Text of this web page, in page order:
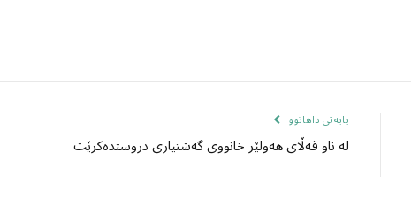
بابەتی داهاتوو
لە ناو قەڵای هەولێر خانووی گەشتیاری دروستدەکرێت